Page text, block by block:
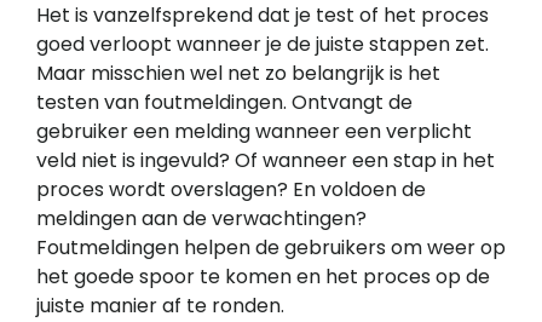
Het is vanzelfsprekend dat je test of het proces
goed verloopt wanneer je de juiste stappen zet.
Maar misschien wel net zo belangrijk is het
testen van foutmeldingen. Ontvangt de
gebruiker een melding wanneer een verplicht
veld niet is ingevuld? Of wanneer een stap in het
proces wordt overslagen? En voldoen de
meldingen aan de verwachtingen?
Foutmeldingen helpen de gebruikers om weer op
het goede spoor te komen en het proces op de
juiste manier af te ronden.